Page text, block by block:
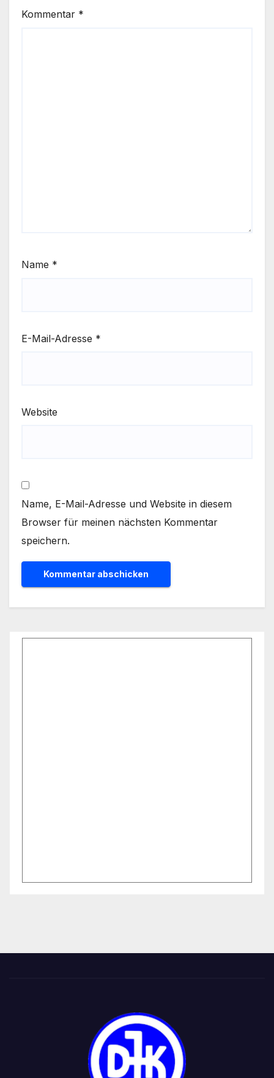
Kommentar *
Name *
E-Mail-Adresse *
Website
Name, E-Mail-Adresse und Website in diesem
Browser für meinen nächsten Kommentar
speichern.